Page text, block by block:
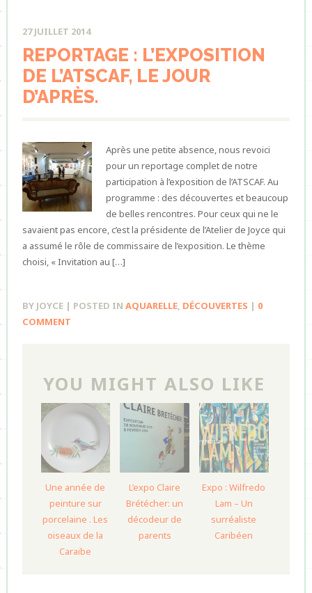
27 JUILLET 2014
REPORTAGE : L’EXPOSITION
DE L’ATSCAF, LE JOUR
D’APRÈS.
Après une petite absence, nous revoici
pour un reportage complet de notre
participation à l’exposition de l’ATSCAF. Au
programme : des découvertes et beaucoup
de belles rencontres. Pour ceux qui ne le
savaient pas encore, c’est la présidente de l’Atelier de Joyce qui
a assumé le rôle de commissaire de l’exposition. Le thème
choisi, « Invitation au […]
BY JOYCE | POSTED INAQUARELLE, DÉCOUVERTES | 0
COMMENT
YOU MIGHT ALSO LIKE
Une année de
peinture sur
porcelaine . Les
oiseaux de la
Caraibe
L’expo Claire
Brétécher: un
décodeur de
parents
Expo : Wilfredo
Lam – Un
surréaliste
Caribéen